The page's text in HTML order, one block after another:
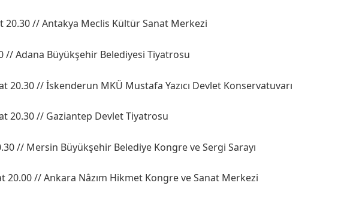
20.30 // Antakya Meclis Kültür Sanat Merkezi
// Adana Büyükşehir Belediyesi Tiyatrosu
20.30 // İskenderun MKÜ Mustafa Yazıcı Devlet Konservatuvarı
20.30 // Gaziantep Devlet Tiyatrosu
// Mersin Büyükşehir Belediye Kongre ve Sergi Sarayı
20.00 // Ankara Nâzım Hikmet Kongre ve Sanat Merkezi